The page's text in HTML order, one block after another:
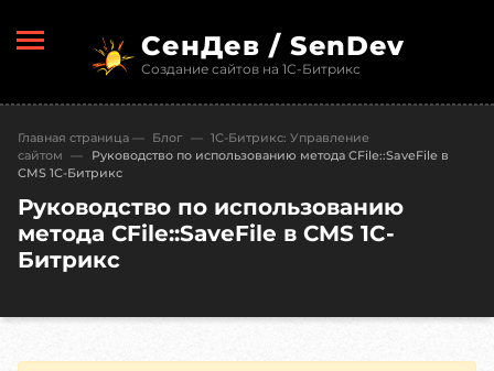
СенДев / SenDev
Создание сайтов на 1С-Битрикс
Главная страница — Блог — 1С-Битрикc: Управление
сайтом —
Руководство по использованию метода CFile::SaveFile в
CMS 1С-Битрикс
Руководство по использованию
метода CFile::SaveFile в CMS 1С-
Битрикс